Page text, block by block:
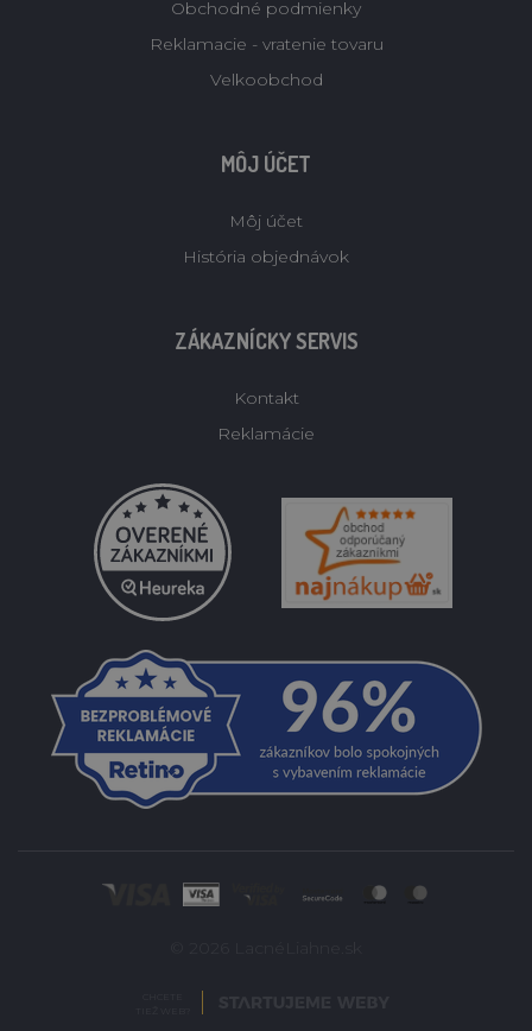
Obchodné podmienky
Reklamacie - vratenie tovaru
Velkoobchod
MÔJ ÚČET
Môj účet
História objednávok
ZÁKAZNÍCKY SERVIS
Kontakt
Reklamácie